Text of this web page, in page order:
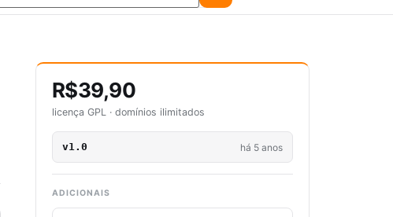
R$39,90
licença GPL · domínios ilimitados
v1.0 há 5 anos
ADICIONAIS